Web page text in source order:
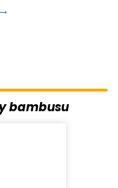
bambusu